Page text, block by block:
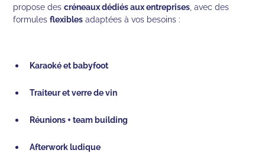
propose descréneaux dédiés aux entreprises , avec des
formulesflexibles adaptées à vos besoins :
Karaoké et babyfoot
Traiteur et verre de vin
Réunions + team building
Afterwork ludique